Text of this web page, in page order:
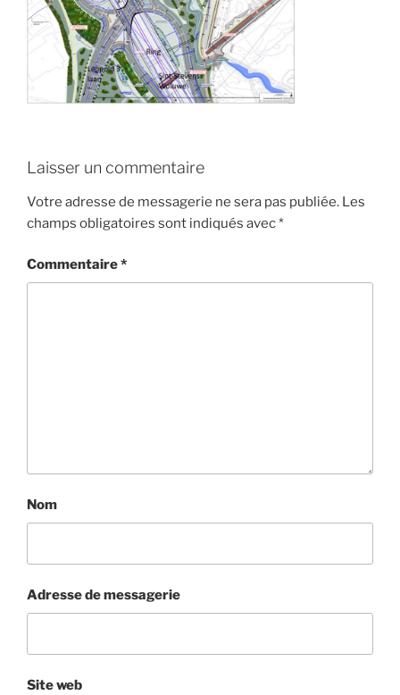
Laisser un commentaire
Votre adresse de messagerie ne sera pas publiée. Les
champs obligatoires sont indiqués avec*
Commentaire*
Nom
Adresse de messagerie
Site web